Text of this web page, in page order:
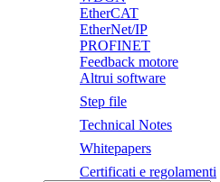
EtherCAT
EtherNet/IP
PROFINET
Feedback motore
Altrui software
Step file
Technical Notes
Whitepapers
Certificati e regolamenti